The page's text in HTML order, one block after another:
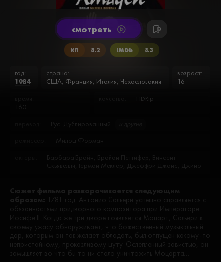
Сюжет фильма разварачивается следующим
образом: 1781 год. Антонио Сальери успешно справляется с
обязанностями придворного композитора при Императоре
Иосифе II. Когда же при дворе появляется Моцарт, Сальери к
своему ужасу обнаруживает, что божественный музыкальный
дар, которым он так желает обладать, был отпущен какому-то
непристойному, проказливому шуту. Ослепленный завистью, он
замышляет во что бы то ни стало уничтожить Моцарта…
cмотреть
КП 8.2 IMDb 8.3
год:
1984
страна:
США, Франция, Италия, Чехословакия
возраст:
16
160
HDRip
Милош Форман
Рус. Дублированный
Барбара Брайн, Брайан Петтифер, Винсент
Скьявелли, Герман Меклер, Джеффри Джонс, Джино
Гулт, Карел Фиала, Карл-Хейнц Теубер, Кеннет
МакМиллан, Кенни Бейкер, Кристин Эберсоул, Кэсси
Стюарт, Ладислав Кречмер, Леос Кратохвил, Лисбет
Бартлетт, Магда Целаковска, Мартин Кавина,
Милада Цечалова, Милан Демьяненко, Миро Гриса,
Мирослав Секера, Николас Кепрос, Патрик Хайнс,
Фрэнк, Родерик Кук, Рой Дотрис, Саймон Кэллоу,
Сара Клиффорд, Синтия Никсон, Славена